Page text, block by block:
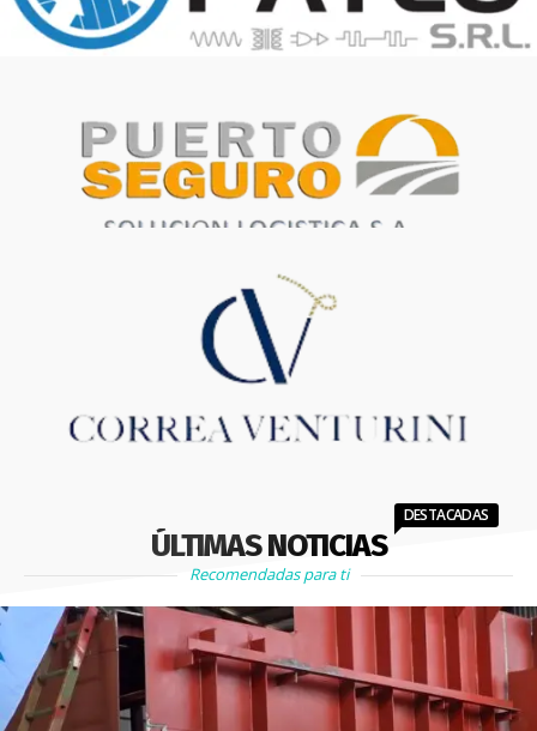
ÚLTIMAS NOTICIAS
DESTACADAS
Recomendadas para ti